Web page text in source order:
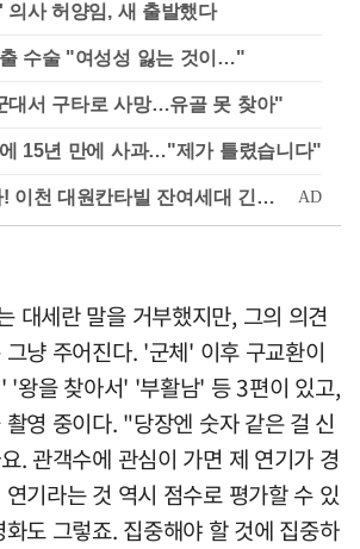
의사 허양임, 새 출발했다
수술 "여성성 잃는 것이…"
대서 구타로 사망…유골 못 찾아"
15년 만에 사과…"제가 틀렸습니다"
대세란 말을 거부했지만, 그의 의견
냥 주어진다. '군체' 이후 구교환이
'왕을 찾아서' '부활남' 등 3편이 있고,
영 중이다. "당장엔 숫자 같은 걸 신
. 관객수에 관심이 가면 제 연기가 경
기라는 것 역시 점수로 평가할 수 있
도 그렇죠. 집중해야 할 것에 집중하